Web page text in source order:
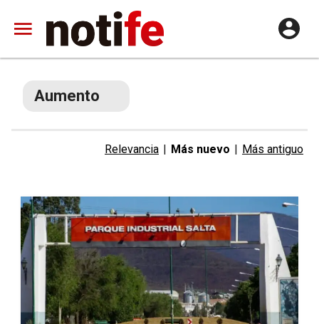
Aumento
Relevancia | Más nuevo | Más antiguo